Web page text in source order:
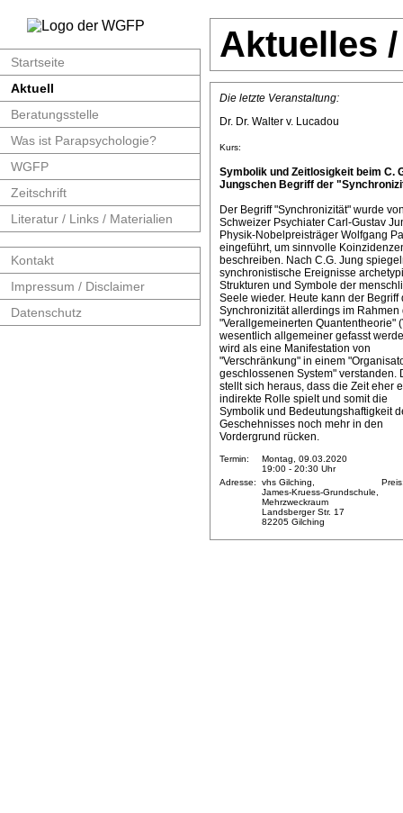
Startseite
Aktuell
Beratungsstelle
Was ist Parapsychologie?
WGFP
Zeitschrift
Literatur / Links / Materialien
Kontakt
Impressum / Disclaimer
Datenschutz
Aktuelles
Die letzte Veranstaltung:
Dr. Dr. Walter v. Lucadou
Kurs:
Symbolik und Zeitlosigkeit beim C.
Jungschen Begriff der
Der Begriff "Synchronizität" wurde
Schweizer Psychiater Carl-Gustav
Physik-Nobelpreisträger Wolfgang
eingeführt, um sinnvolle
beschreiben. Nach C.G. Jung
synchronistische Ereignisse
Strukturen und Symbole der
Seele wieder. Heute kann der Begriff
Synchronizität allerdings im Rahmen
"Verallgemeinerten Quantentheorie"
wesentlich allgemeiner gefasst
wird als eine Manifestation von
"Verschränkung" in einem
geschlossenen System" verstanden.
stellt sich heraus, dass die Zeit eher
indirekte Rolle spielt und somit die
Symbolik und Bedeutungshaftigkeit
Geschehnisses noch mehr in den
Vordergrund rücken.
Termin:
Montag, 09.03.2020
19:00 - 20:30 Uhr
Adresse:
vhs Gilching,
James-Kruess-Grundschule,
Mehrzweckraum
Landsberger Str. 17
82205 Gilching